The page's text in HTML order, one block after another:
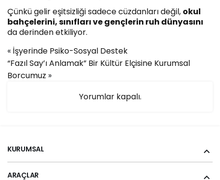
Çünkü gelir eşitsizliği sadece cüzdanları değil, okul
bahçelerini, sınıfları ve gençlerin ruh dünyasını
da derinden etkiliyor.
« İşyerinde Psiko-Sosyal Destek
“Fazıl Say’ı Anlamak” Bir Kültür Elçisine Kurumsal
Borcumuz »
Yorumlar kapalı.
KURUMSAL
ARAÇLAR